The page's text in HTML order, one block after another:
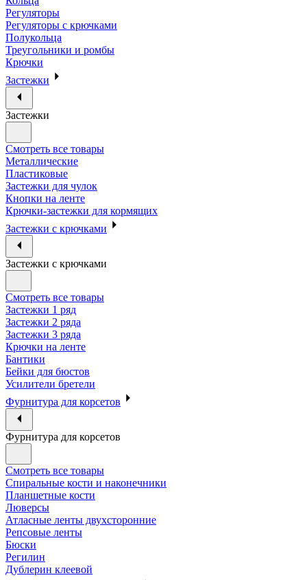
Регуляторы
Регуляторы с крючками
Полукольца
Треугольники и ромбы
Крючки
Застежки
Застежки
Смотреть все товары
Металлические
Пластиковые
Застежки для чулок
Кнопки на ленте
Крючки-застежки для кормящих
Застежки с крючками
Застежки с крючками
Смотреть все товары
Застежки 1 ряд
Застежки 2 ряда
Застежки 3 ряда
Крючки на ленте
Бантики
Бейки для бюстов
Усилители бретели
Фурнитура для корсетов
Фурнитура для корсетов
Смотреть все товары
Спиральные кости и наконечники
Планшетные кости
Люверсы
Атласные ленты двухсторонние
Репсовые ленты
Бюски
Регилин
Дублерин клеевой